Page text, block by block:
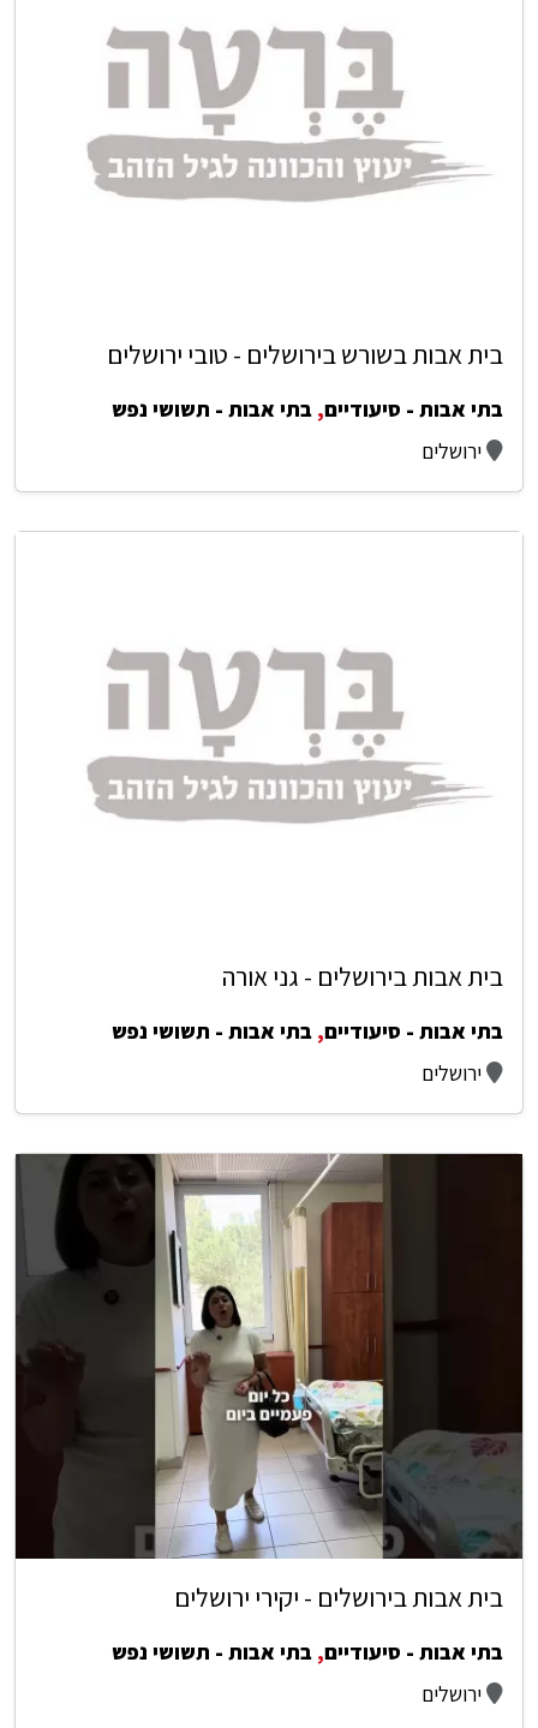
בית אבות בשורש בירושלים - טובי ירושלים
בתי אבות - סיעודיים, בתי אבות - תשושי נפש
ירושלים
בית אבות בירושלים - גני אורה
בתי אבות - סיעודיים, בתי אבות - תשושי נפש
ירושלים
בית אבות בירושלים - יקירי ירושלים
בתי אבות - סיעודיים, בתי אבות - תשושי נפש
ירושלים